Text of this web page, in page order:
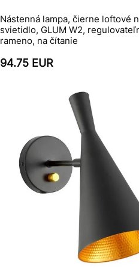
Nástenná lampa, čierne loftové
svietidlo, GLUM W2,
rameno, na čítanie
94.75 EUR